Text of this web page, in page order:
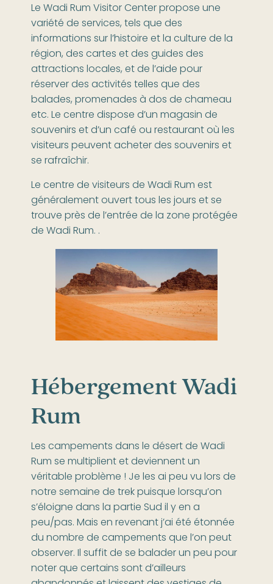
Le Wadi Rum Visitor Center propose une
variété de services, tels que des
informations sur l’histoire et la culture de la
région, des cartes et des guides des
attractions locales, et de l’aide pour
réserver des activités telles que des
balades, promenades à dos de chameau
etc. Le centre dispose d’un magasin de
souvenirs et d’un café ou restaurant où les
visiteurs peuvent acheter des souvenirs et
se rafraîchir.
Le centre de visiteurs de Wadi Rum est
généralement ouvert tous les jours et se
trouve près de l’entrée de la zone protégée
de Wadi Rum. .
Hébergement Wadi
Rum
Les campements dans le désert de Wadi
Rum se multiplient et deviennent un
véritable problème ! Je les ai peu vu lors de
notre semaine de trek puisque lorsqu’on
s’éloigne dans la partie Sud il y en a
peu/pas. Mais en revenant j’ai été étonnée
du nombre de campements que l’on peut
observer. Il suffit de se balader un peu pour
noter que certains sont d’ailleurs